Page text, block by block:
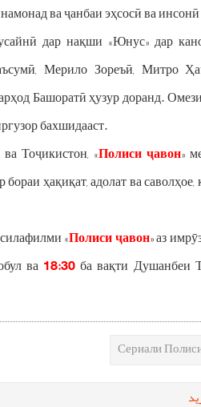
ва ҷанбаи эҳсосӣ ва
дар нақши «Юнус» дар
Мерило Зореъӣ, Митро
Башоратӣ ҳузур доранд.
бахшидааст.
Тоҷикистон, «Полиси ҷавон»
ҳақиқат, адолат ва
«Полиси ҷавон» аз
ва 18:30ба вақти Душанбеи
Сериали